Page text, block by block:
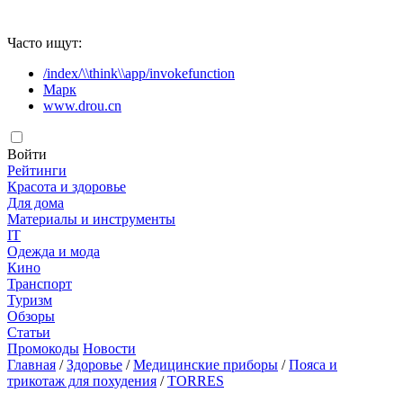
Часто ищут:
/index/\\think\\app/invokefunction
Марк
www.drou.cn
Войти
Рейтинги
Красота и здоровье
Для дома
Материалы и инструменты
IT
Одежда и мода
Кино
Транспорт
Туризм
Обзоры
Статьи
Промокоды Новости
Главная /Здоровье /Медицинские приборы /Пояса и
трикотаж для похудения /TORRES